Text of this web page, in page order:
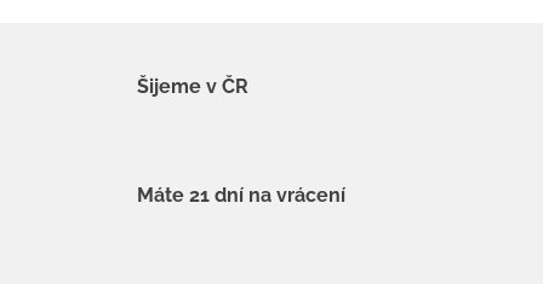
Šijeme v ČR
Máte 21 dní na vrácení